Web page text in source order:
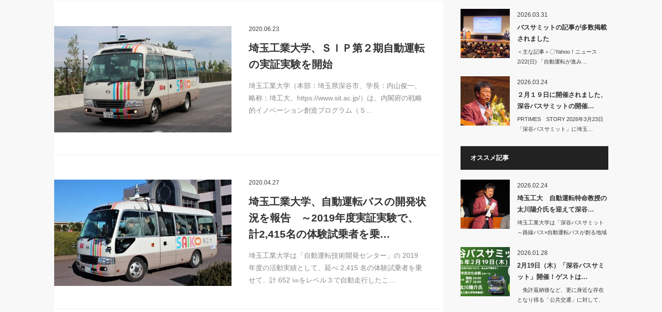
2020.06.23
埼玉工業大学、ＳＩＰ第２期自動運転
の実証実験を開始
埼玉工業大学（本部：埼玉県深谷市、学長：内山俊一、
略称：埼工大、https://www.sit.ac.jp/）は、内閣府の戦略
的イノベーション創造プログラム（Ｓ…
2020.04.27
埼玉工業大学、自動運転バスの開発状
況を報告 ～2019年度実証実験で、
計2,415名の体験試乗者を乗…
埼玉工業大学は「自動運転技術開発センター」の 2019
年度の活動実績として、延べ 2,415 名の体験試乗者を乗
せて、計 652 ㎞をレベル３で自動走行したこ…
2026.03.31
バスサミットの記事が多数掲載
されました
＜主な記事＞〇Yahoo！ニュース
2/22(日) 「自動運転が進み…
2026.03.24
２月１９日に開催されました、
深谷バスサミットの開催…
PRTIMES STORY 2026年3月23日
「深谷バスサミット」に埼玉…
オススメ記事
2026.02.24
埼玉工大 自動運転特命教授の
太川陽介氏を迎えて深谷…
埼玉工業大学は「深谷バスサミット
～路線バス×自動運転バスが創る地域
2026.01.28
2月19日（木）「深谷バスサミ
ット」開催！ゲストは…
免許返納後など、更に身近な存在
となり得る「公共交通」に対して、